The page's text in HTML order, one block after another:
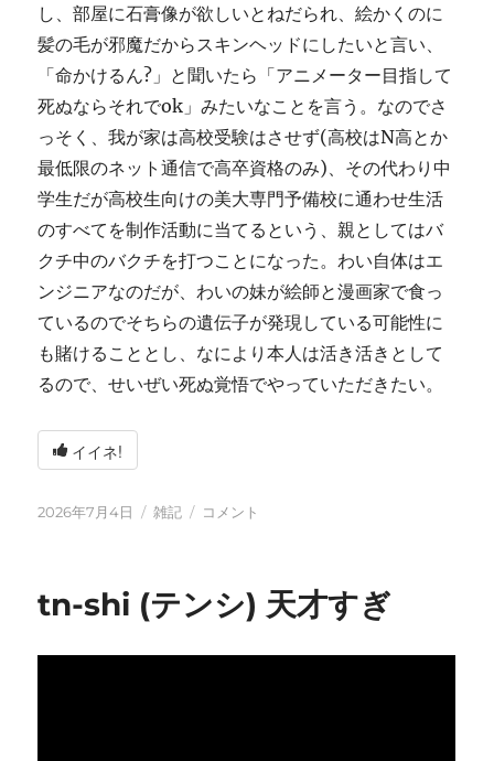
し、部屋に石膏像が欲しいとねだられ、絵かくのに
髪の毛が邪魔だからスキンヘッドにしたいと言い、
「命かけるん?」と聞いたら「アニメーター目指して
死ぬならそれでok」みたいなことを言う。なのでさ
っそく、我が家は高校受験はさせず(高校はN高とか
最低限のネット通信で高卒資格のみ)、その代わり中
学生だが高校生向けの美大専門予備校に通わせ生活
のすべてを制作活動に当てるという、親としてはバ
クチ中のバクチを打つことになった。わい自体はエ
ンジニアなのだが、わいの妹が絵師と漫画家で食っ
ているのでそちらの遺伝子が発現している可能性に
も賭けることとし、なにより本人は活き活きとして
るので、せいぜい死ぬ覚悟でやっていただきたい。
イイネ!
投
2026年7月4日
カ
ー
雑記
い
と
コメント
tn-shi (テンシ) 天才すぎ